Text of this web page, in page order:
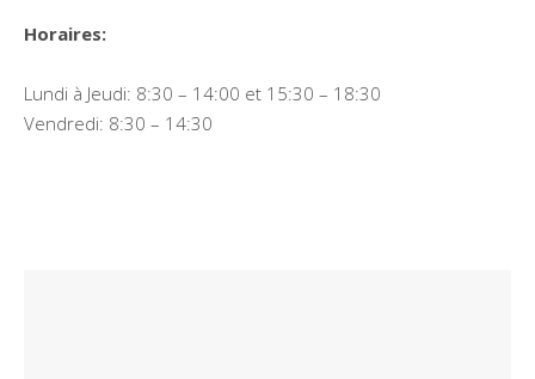
Horaires:
Lundi à Jeudi: 8:30 – 14:00 et 15:30 – 18:30
Vendredi: 8:30 – 14:30